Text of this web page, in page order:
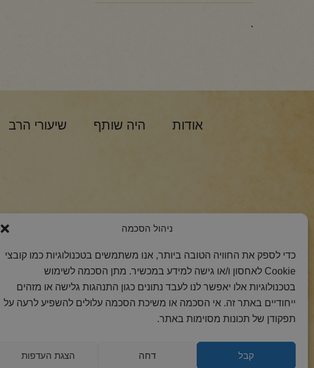
ניהול הסכמה
כדי לספק את החוויה הטובה ביותר, אנו משתמשים בטכנולוגיות כמו קובצי
Cookie לאחסון ו/או גישה למידע במכשיר. מתן הסכמה לשימוש
בטכנולוגיות אלו יאפשר לנו לעבד נתונים כגון התנהגות גלישה או מזהים
ייחודיים באתר זה. אי הסכמה או משיכת הסכמה עלולים להשפיע לרעה על
תפקודן של תכונות מסוימות באתר.
קבל דחה הצגת העדפות
`
אודות היה שותף שיעורי הרב
הצטרפות למסר היומי
2018 כל הזכויות